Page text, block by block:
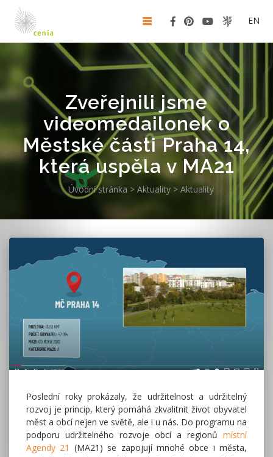
EN
Zveřejnili jsme
videomedailonek o
Městské části Praha 14,
která uspěla v MA21
Úvodní stránka > Aktuality > Aktuality
Poslední roky prokázaly, že udržitelnost a udržitelný
rozvoj je princip, který pomáhá zkvalitnit život obyvatel
měst a obcí nejen ve světě, ale i u nás. Do programu na
podporu udržitelného rozvoje obcí a regionů místní
Agendy 21 (MA21) se zapojují mnohé obce i města,